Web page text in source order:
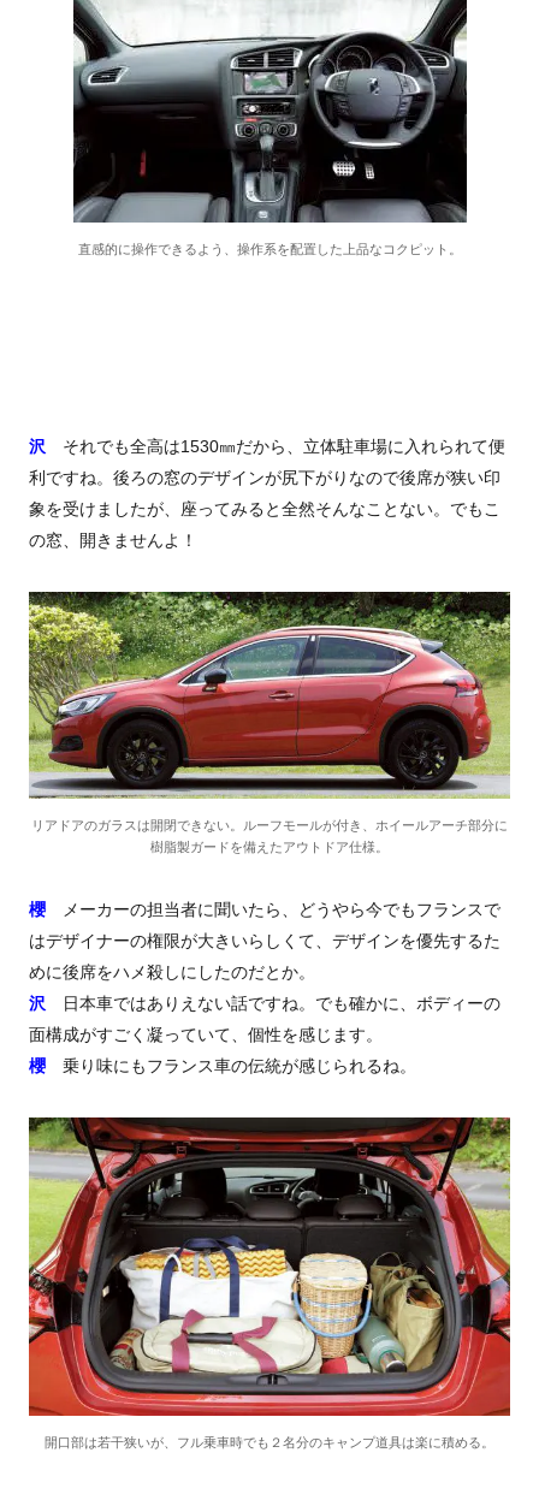
直感的に操作できるよう、操作系を配置した上品なコクピット。
沢 それでも全高は1530㎜だから、立体駐車場に入れられて便
利ですね。後ろの窓のデザインが尻下がりなので後席が狭い印
象を受けましたが、座ってみると全然そんなことない。でもこ
の窓、開きませんよ！
リアドアのガラスは開閉できない。ルーフモールが付き、ホイールアーチ部分に
樹脂製ガードを備えたアウトドア仕様。
櫻 メーカーの担当者に聞いたら、どうやら今でもフランスで
はデザイナーの権限が大きいらしくて、デザインを優先するた
めに後席をハメ殺しにしたのだとか。
沢 日本車ではありえない話ですね。でも確かに、ボディーの
面構成がすごく凝っていて、個性を感じます。
櫻 乗り味にもフランス車の伝統が感じられるね。
開口部は若干狭いが、フル乗車時でも２名分のキャンプ道具は楽に積める。